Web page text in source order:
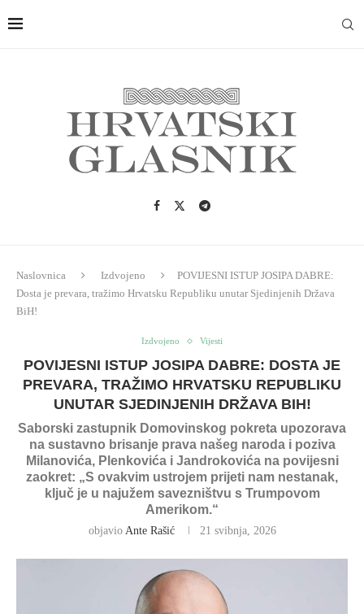
Naslovnica Izdvojeno
POVIJESNI ISTUP JOSIPA DABRE:
Dosta je prevara, tražimo Hrvatsku Republiku unutar Sjedinjenih Država
BiH!
Izdvojeno Vijesti
POVIJESNI ISTUP JOSIPA DABRE: DOSTA JE
PREVARA, TRAŽIMO HRVATSKU REPUBLIKU
UNUTAR SJEDINJENIH DRŽAVA BIH!
Saborski zastupnik Domovinskog pokreta upozorava
na sustavno brisanje prava našeg naroda i poziva
Milanovića, Plenkovića i Jandrokovića na povijesni
zaokret: „S ovakvim ustrojem prijeti nam nestanak,
ključ je u najužem savezništvu s Trumpovom
Amerikom.“
objavio Ante Rašić 21 svibnja, 2026